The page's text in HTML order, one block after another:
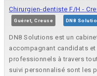
Chirurgien-dentiste F/H -
Guéret, Creuse DN8
DN8 Solutions est un
accompagnant candidats
professionnels à travers
suivi personnalisé sont les